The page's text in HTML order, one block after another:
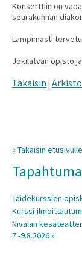
Konserttiin on
seurakunnan
Lämpimästi
Jokilatvan opisto
Takaisin | Arkisto
« Takaisin etusivulle
Taidekurssien
Kurssi-
Nivalan
7.-9.8.2026 »